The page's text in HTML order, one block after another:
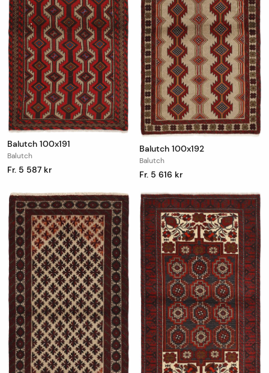
Balutch 100x191
Balutch
Fr. 5 587 kr
Balutch 100x192
Balutch
Fr. 5 616 kr